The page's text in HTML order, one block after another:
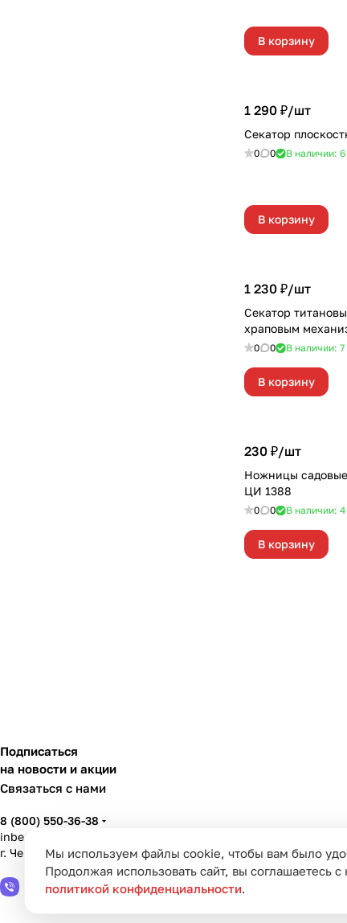
Мы используем файлы cookie, чтобы вам было
Продолжая использовать сайт, вы соглашаетесь с
политикой конфиденциальности.
В корзину
1 290 ₽/шт
Секатор
0 0 В наличии: 6
В корзину
1 230 ₽/шт
Секатор
храповым
0 0 В наличии: 7
В корзину
230 ₽/шт
Ножницы
ЦИ 1388
0 0 В наличии: 4
В корзину
Подписаться
на новости и акции
Связаться с нами
8 (800) 550-36-38
inbenzo35@list.ru
г. Череповец, ул. Вологодская, д. 50А